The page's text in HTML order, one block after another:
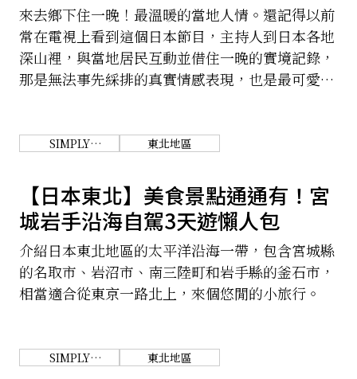
來去鄉下住一晚！最溫暖的當地人情。還記得以前
常在電視上看到這個日本節目，主持人到日本各地
深山裡，與當地居民互動並借住一晚的實境記錄，
那是無法事先綵排的真實情感表現，也是最可愛的
SIMPLY
WONDERFUL.
東北地區
【日本東北】美食景點通通有！宮
城岩手沿海自駕3天遊懶人包
介紹日本東北地區的太平洋沿海一帶，包含宮城縣
的名取市、岩沼市、南三陸町和岩手縣的釜石市，
相當適合從東京一路北上，來個悠閒的小旅行。
SIMPLY
WONDERFUL.
東北地區